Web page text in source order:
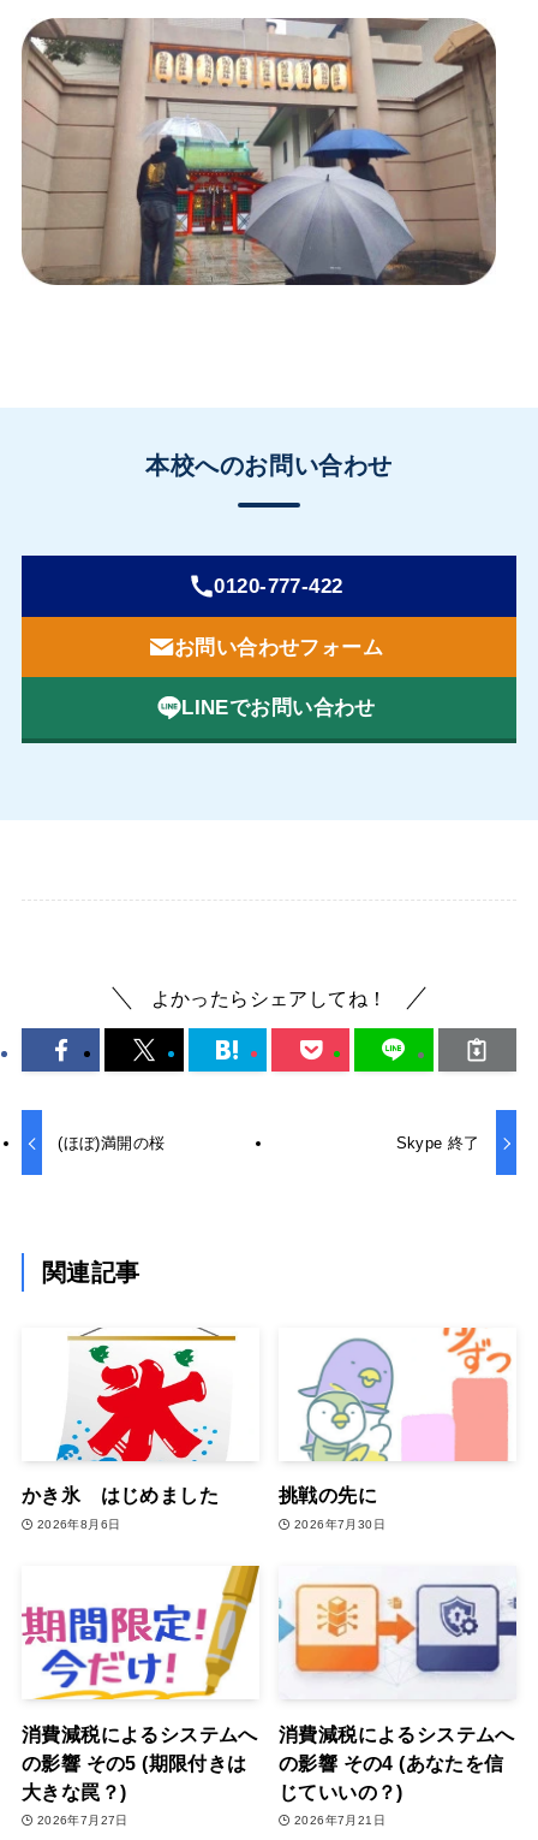
本校へのお問い合わせ
0120-777-422
お問い合わせフォーム
LINEでお問い合わせ
よかったらシェアしてね！
(ほぼ)満開の桜 Skype 終了
関連記事
かき氷 はじめました
2026年8月6日
挑戦の先に
2026年7月30日
消費減税によるシステムへ
の影響 その5 (期限付きは
大きな罠？)
2026年7月27日
消費減税によるシステムへ
の影響 その4 (あなたを信
じていいの？)
2026年7月21日